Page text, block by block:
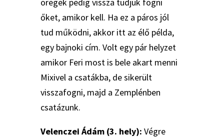
öregek pedig vissza tudjuk fogni
őket, amikor kell. Ha ez a páros jól
tud működni, akkor itt az élő példa,
egy bajnoki cím. Volt egy pár helyzet
amikor Feri most is bele akart menni
Mixivel a csatákba, de sikerült
visszafogni, majd a Zemplénben
csatázunk.
Velenczei Ádám (3. hely): Végre